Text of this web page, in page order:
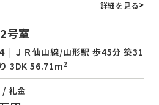
詳細を見る
号室
| ＪＲ仙山線/山形駅 歩45分 築31
3DK 56.71m 2
/ 礼金